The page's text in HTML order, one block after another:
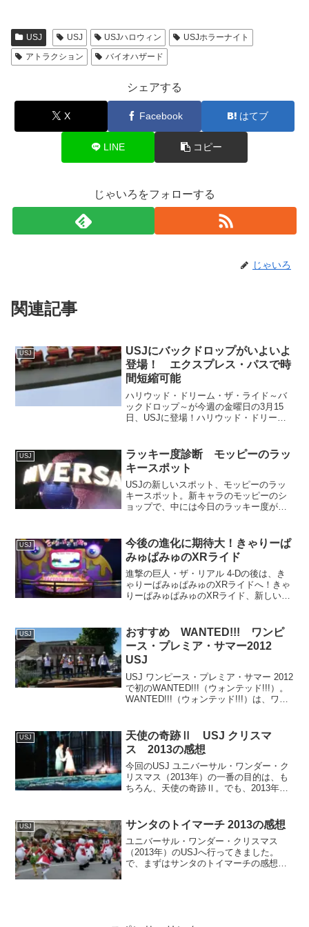
USJ USJ USJハロウィン
USJホラーナイト
アトラクション
バイオハザード
シェアする
X Facebook はてブ
LINE コピー
じゃいろをフォローする
じゃいろ
関連記事
USJ
USJにバックドロップがいよいよ
登場！ エクスプレス・パスで時
間短縮可能
ハリウッド・ドリーム・ザ・ライド～バ
ックドロップ～が今週の金曜日の3月15
日、USJに登場！ハリウッド・ドリー
が後ろ向きに走行するという、スリリン
グなコースターです。
USJ
ラッキー度診断 モッピーのラッ
キースポット
USJの新しいスポット、モッピーのラッ
キースポット。新キャラのモッピーのシ
ョップで、中には今日のラッキー度が診
診断することにしました。モッピーのラ
ッキースポット
USJ
今後の進化に期待大！きゃりーぱ
みゅぱみゅのXRライド
進撃の巨人・ザ・リアル 4-Dの後は、き
ゃりーぱみゅぱみゅのXRライドへ！きゃ
りーぱみゅぱみゅのXRライド、新しいラ
USJ
おすすめ WANTED!!! ワンピ
ース・プレミア・サマー2012
USJ
USJ ワンピース・プレミア・サマー 2012
で初のWANTED!!!（ウォンテッド!!!）。
WANTED!!!（ウォンテッド!!!）は、ワン
ーです。
USJ
天使の奇跡Ⅱ USJ クリスマ
ス 2013の感想
今回のUSJ ユニバーサル・ワンダー・ク
リスマス（2013年）の一番の目的は、も
ちろん、天使の奇跡Ⅱ。でも、2013年の
USJ サンタのトイマーチ 2013の感想
ユニバーサル・ワンダー・クリスマス
（2013年）のUSJへ行ってきました。
で、まずはサンタのトイマーチの感想で